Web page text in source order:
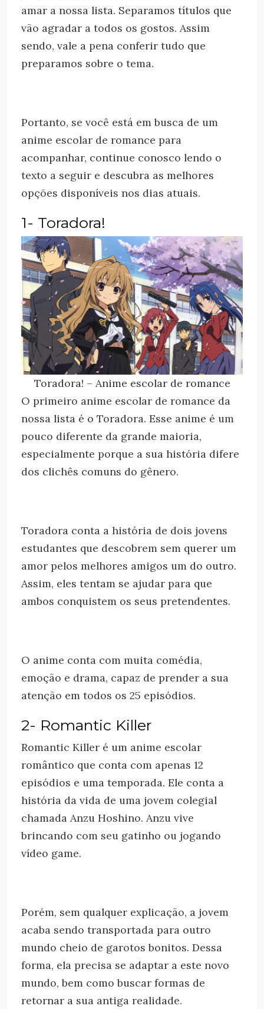
amar a nossa lista. Separamos títulos que
vão agradar a todos os gostos. Assim
sendo, vale a pena conferir tudo que
preparamos sobre o tema.
Portanto, se você está em busca de um
anime escolar de romance para
acompanhar, continue conosco lendo o
texto a seguir e descubra as melhores
opções disponíveis nos dias atuais.
1- Toradora!
Toradora! – Anime escolar de romance
O primeiro anime escolar de romance da
nossa lista é o Toradora. Esse anime é um
pouco diferente da grande maioria,
especialmente porque a sua história difere
dos clichês comuns do gênero.
Toradora conta a história de dois jovens
estudantes que descobrem sem querer um
amor pelos melhores amigos um do outro.
Assim, eles tentam se ajudar para que
ambos conquistem os seus pretendentes.
O anime conta com muita comédia,
emoção e drama, capaz de prender a sua
atenção em todos os 25 episódios.
2- Romantic Killer
Romantic Killer é um anime escolar
romântico que conta com apenas 12
episódios e uma temporada. Ele conta a
história da vida de uma jovem colegial
chamada Anzu Hoshino. Anzu vive
brincando com seu gatinho ou jogando
vídeo game.
Porém, sem qualquer explicação, a jovem
acaba sendo transportada para outro
mundo cheio de garotos bonitos. Dessa
forma, ela precisa se adaptar a este novo
mundo, bem como buscar formas de
retornar a sua antiga realidade.